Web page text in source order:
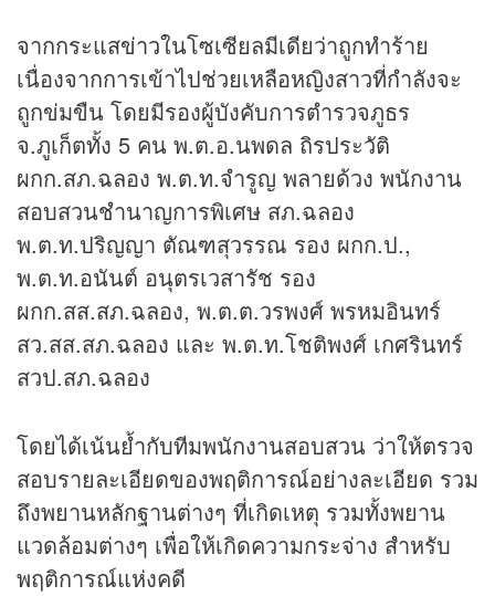
จากกระแสข่าวในโซเซียลมีเดียว่าถูกทำร้าย
เนื่องจากการเข้าไปช่วยเหลือหญิงสาวที่กำลังจะ
ถูกข่มขืน โดยมีรองผู้บังคับการตำรวจภูธร
จ.ภูเก็ตทั้ง 5 คน พ.ต.อ.นพดล ถิรประวัติ
ผกก.สภ.ฉลอง พ.ต.ท.จำรูญ พลายด้วง พนักงาน
สอบสวนชำนาญการพิเศษ สภ.ฉลอง
พ.ต.ท.ปริญญา ตัณฑสุวรรณ รอง ผกก.ป.,
พ.ต.ท.อนันต์ อนุตรเวสารัช รอง
ผกก.สส.สภ.ฉลอง, พ.ต.ต.วรพงศ์ พรหมอินทร์
สว.สส.สภ.ฉลอง และ พ.ต.ท.โชติพงศ์ เกศรินทร์
สวป.สภ.ฉลอง
โดยได้เน้นย้ำกับทีมพนักงานสอบสวน ว่าให้ตรวจ
สอบรายละเอียดของพฤติการณ์อย่างละเอียด รวม
ถึงพยานหลักฐานต่างๆ ที่เกิดเหตุ รวมทั้งพยาน
แวดล้อมต่างๆ เพื่อให้เกิดความกระจ่าง สำหรับ
พฤติการณ์แห่งคดี